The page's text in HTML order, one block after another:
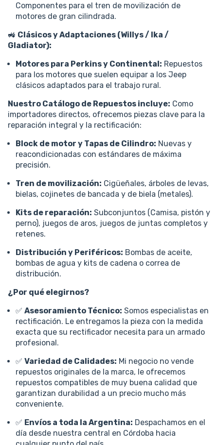
Componentes para el tren de movilización de
motores de gran cilindrada.
🚜 Clásicos y Adaptaciones (Willys / Ika /
Gladiator):
Motores para Perkins y Continental: Repuestos
para los motores que suelen equipar a los Jeep
clásicos adaptados para el trabajo rural.
Nuestro Catálogo de Repuestos incluye: Como
importadores directos, ofrecemos piezas clave para la
reparación integral y la rectificación:
Block de motor y Tapas de Cilindro: Nuevas y
reacondicionadas con estándares de máxima
precisión.
Tren de movilización: Cigüeñales, árboles de levas,
bielas, cojinetes de bancada y de biela (metales).
Kits de reparación: Subconjuntos (Camisa, pistón y
perno), juegos de aros, juegos de juntas completos y
retenes.
Distribución y Periféricos: Bombas de aceite,
bombas de agua y kits de cadena o correa de
distribución.
¿Por qué elegirnos?
✅ Asesoramiento Técnico: Somos especialistas en
rectificación. Le entregamos la pieza con la medida
exacta que su rectificador necesita para un armado
profesional.
✅ Variedad de Calidades: Mi negocio no vende
repuestos originales de la marca, le ofrecemos
repuestos compatibles de muy buena calidad que
garantizan durabilidad a un precio mucho más
conveniente.
✅ Envíos a toda la Argentina: Despachamos en el
día desde nuestra central en Córdoba hacia